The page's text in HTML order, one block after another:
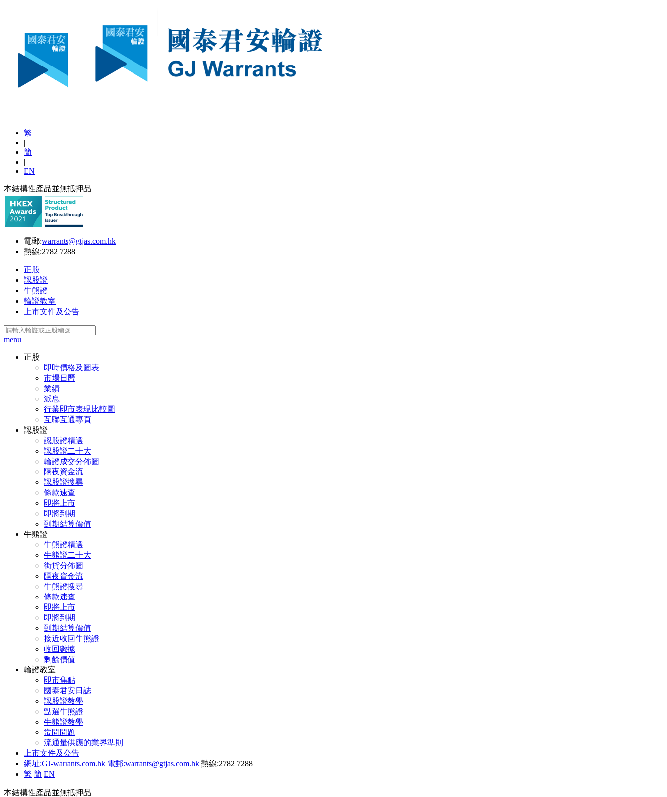
繁
|
簡
|
EN
本結構性產品並無抵押品
電郵:warrants@gtjas.com.hk
熱線:2782 7288
正股
認股證
牛熊證
輪證教室
上市文件及公告
menu
正股
即時價格及圖表
市場日曆
業績
派息
行業即市表現比較圖
互聯互通專頁
認股證
認股證精選
認股證二十大
輪證成交分佈圖
隔夜資金流
認股證搜尋
條款速查
即將上市
即將到期
到期結算價值
牛熊證
牛熊證精選
牛熊證二十大
街貨分佈圖
隔夜資金流
牛熊證搜尋
條款速查
即將上市
即將到期
到期結算價值
接近收回牛熊證
收回數據
剩餘價值
輪證教室
即市焦點
國泰君安日誌
認股證教學
點選牛熊證
牛熊證教學
常問問題
流通量供應的業界準則
上市文件及公告
網址:GJ-warrants.com.hk 電郵:warrants@gtjas.com.hk 熱線:2782 7288
繁 簡 EN
本結構性產品並無抵押品